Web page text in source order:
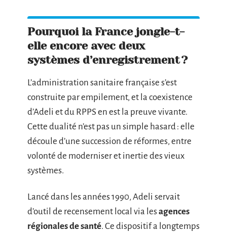
Pourquoi la France jongle-t-
elle encore avec deux
systèmes d’enregistrement ?
L’administration sanitaire française s’est
construite par empilement, et la coexistence
d’Adeli et du RPPS en est la preuve vivante.
Cette dualité n’est pas un simple hasard : elle
découle d’une succession de réformes, entre
volonté de moderniser et inertie des vieux
systèmes.
Lancé dans les années 1990, Adeli servait
d’outil de recensement local via lesagences
régionales de santé. Ce dispositif a longtemps